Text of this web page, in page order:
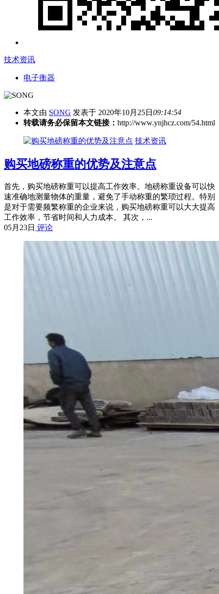
技术资讯
电子衡器
本文由 SONG 发表于 2020年10月25日 09:14:54
转载请务必保留本文链接： http://www.ynjhcz.com/54.html
技术资讯
购买地磅称重的优势及注意点
首先，购买地磅称重可以提高工作效率。地磅称重设备可以快
速准确地测量物体的重量，避免了手动称重的繁琐过程。特别
是对于需要频繁称重的企业来说，购买地磅称重可以大大提高
工作效率，节省时间和人力成本。 其次，...
05月23日 评论